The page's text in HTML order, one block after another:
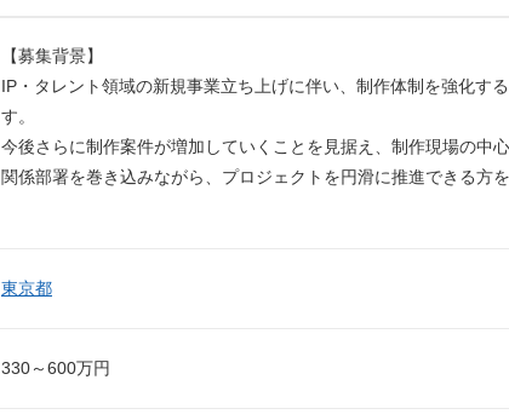
【募集背景】
IP・タレント領域の新規事業立ち上げに伴い、制作体制を強化す
す。
今後さらに制作案件が増加していくことを見据え、制作現場の中
関係部署を巻き込みながら、プロジェクトを円滑に推進できる方を
東京都
330～600万円